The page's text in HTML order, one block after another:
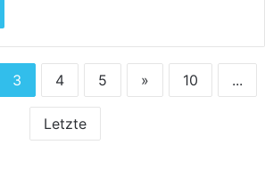
3 4 5 » 10 ...
Letzte